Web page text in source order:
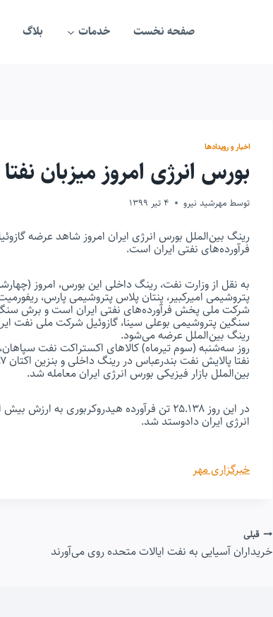
صفحه نخست خدمات بلاگ
اخبار و رویدادها
بورس انرژی امروز میزبان
توسط مهرشید نیرو 4 تیر 1399
رینگ بین‌الملل بورس انرژی ایران امروز شاهد عرضه
فرآورده‌های نفتی ایران است.
به نقل از وزارت نفت، رینگ داخلی این بورس، امروز
پتروشیمی امیرکبیر، پنتان پلاس پتروشیمی پارس،
شرکت ملی پخش فرآورده‌های نفتی ایران است و برش
سنگین پتروشیمی بوعلی سینا، گازوئیل شرکت ملی نفت
رینگ بین‌الملل عرضه می‌شود.
روز سه‌شنبه (سوم تیرماه) کالاهای اکستراکت نفت
بین‌الملل بازار فیزیکی بورس انرژی ایران معامله شد.
انرژی ایران دادوستد شد.
خبرگزاری مهر
راهبری
قبلی
خریداران آسیایی به نفت ایالات متحده روی می‌آورند